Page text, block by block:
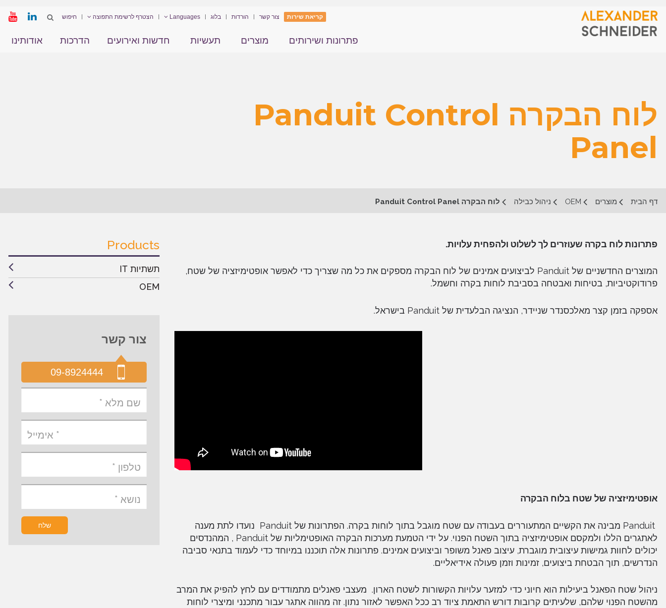
קריאת שירות צור קשר הורדות בלוג Languages הצטרף לרשימת התפוצה
פתרונות ושירותים מוצרים תעשיות חדשות ואירועים הדרכות אודותינו
לוח הבקרה Panduit Control
Panel
דף הבית מוצרים OEM ניהול כבילה לוח הבקרה Panduit Control Panel
פתרונות לוח בקרה שעוזרים לך לשלוט ולהפחית עלויות.
המוצרים החדשניים של Panduit לביצועים אמינים של לוח הבקרה מספקים את כל מה שצריך כדי לאפשר אופטימיזציה של שטח,
פרודוקטיביות, בטיחות ואבטחה בסביבת לוחות בקרה וחשמל.
אספקה בזמן קצר מאלכסנדר שניידר, הנציגה הבלעדית של Panduit בישראל.
אופטימיזציה של שטח בלוח הבקרה
Panduit מבינה את הקשיים המתעוררים בעבודה עם שטח מוגבל בתוך לוחות בקרה. הפתרונות של Panduit נועדו לתת מענה
לאתגרים הללו ולמקסם אופטימיזציה בתוך השטח הפנוי. על ידי הטמעת מערכות הבקרה האופטימליות של Panduit , המהנדסים
יכולים לחוות גמישות עיצובית מוגברת, עיצוב פאנל משופר וביצועים אמינים. פתרונות אלה תוכננו במיוחד כדי לעמוד בתנאי סביבה
הנדרשים, תוך הבטחת ביצועים, זמינות וזמן פעולה אידיאליים.
ניהול שטח הפאנל ביעילות הוא חיוני כדי למזער עלויות הקשורות לשטח הארון. מעצבי פאנלים מתמודדים עם לחץ להפיק את המרב
מהשטח הפנוי שלהם, שלעיתים קרובות דורש התאמת ציוד רב ככל האפשר לאזור נתון. זה מהווה אתגר עבור מתכנני ומיצרי לוחות
Products
תשתיות IT
OEM
צור קשר
09-8924444
שלח